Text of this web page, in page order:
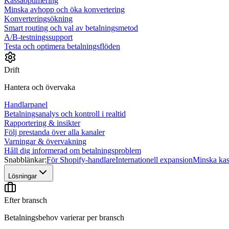
Minska avhopp och öka konvertering
Konverteringsökning
Smart routing och val av betalningsmetod
A/B-testningssupport
Testa och optimera betalningsflöden
Drift
Hantera och övervaka
Handlarpanel
Betalningsanalys och kontroll i realtid
Rapportering & insikter
Följ prestanda över alla kanaler
Varningar & övervakning
Håll dig informerad om betalningsproblem
Snabblänkar:För Shopify-handlareInternationell expansionMinska
Lösningar
Efter bransch
Betalningsbehov varierar per bransch